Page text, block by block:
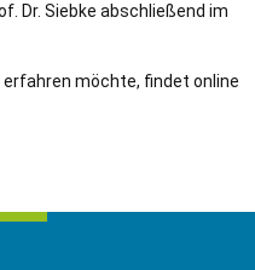
Dr. Siebke abschließend im
erfahren möchte, findet online